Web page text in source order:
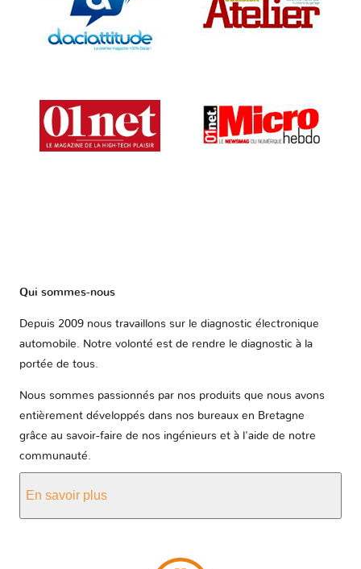
Qui sommes-nous
Depuis 2009 nous travaillons sur le diagnostic électronique
automobile. Notre volonté est de rendre le diagnostic à la
portée de tous.
Nous sommes passionnés par nos produits que nous avons
entièrement développés dans nos bureaux en Bretagne
grâce au savoir-faire de nos ingénieurs et à l'aide de notre
communauté.
En savoir plus